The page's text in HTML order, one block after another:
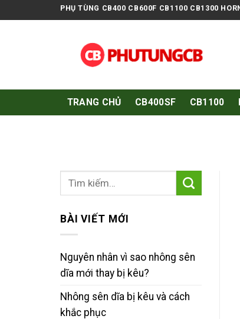
to
PHỤ TÙNG CB400 CB600F CB1100 CB1300
TRANG CHỦ CB400SF CB1100
BÀI VIẾT MỚI
Nguyên nhân vì sao nhông sên
dĩa mới thay bị kêu?
Nhông sên dĩa bị kêu và cách
khắc phục